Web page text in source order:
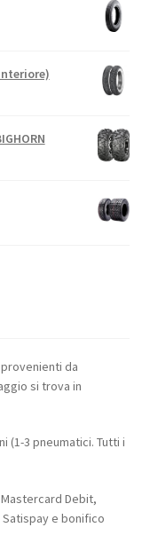
da
si trova in
(1-3 pneumatici. Tutti i
Debit,
Satispay e bonifico